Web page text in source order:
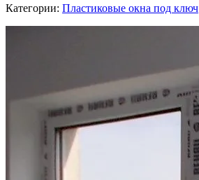
Категории: Пластиковые окна под ключ